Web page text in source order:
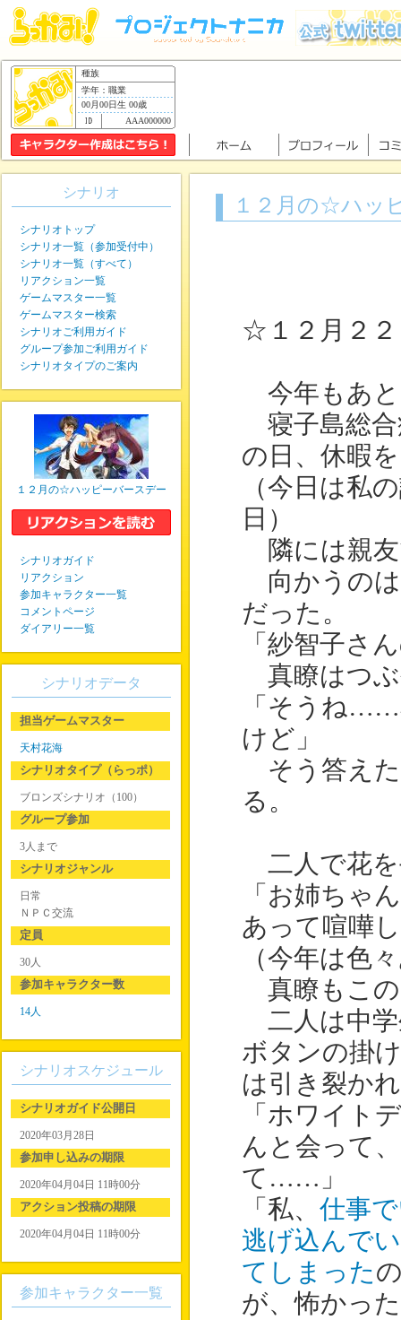
種族
学年：職業
00月00日生 00歳
AAA000000
１２月の☆ハッ
☆１２月２
今年もあと
寝子島総合
の日、休暇
（今日は私
日）
隣には親友
向かうのは
だった。
「紗智子さ
真瞭はつ
「そうね
けど」
そう答えた
る。
二人で花を
「お姉ちゃ
あって喧嘩
（今年は色
真瞭もこ
二人は中学
ボタンの掛
は引き裂か
「ホワイト
んと会って
て……」
「私、 仕事
逃げ込んで
てしまった
が、怖かっ
シナリオ
シナリオトップ
シナリオ一覧（参加受付中）
シナリオ一覧（すべて）
リアクション一覧
ゲームマスター一覧
ゲームマスター検索
シナリオご利用ガイド
グループ参加ご利用ガイド
シナリオタイプのご案内
１２月の☆ハッピーバースデー
シナリオガイド
リアクション
参加キャラクター一覧
コメントページ
ダイアリー一覧
シナリオデータ
担当ゲームマスター
天村花海
シナリオタイプ（らっポ）
ブロンズシナリオ（100）
グループ参加
3人まで
シナリオジャンル
日常
ＮＰＣ交流
定員
30人
参加キャラクター数
14人
シナリオスケジュール
シナリオガイド公開日
2020年03月28日
参加申し込みの期限
2020年04月04日 11時00分
アクション投稿の期限
2020年04月04日 11時00分
参加キャラクター一覧